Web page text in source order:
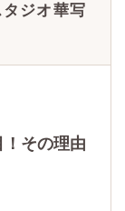
ジオ華写
その理由